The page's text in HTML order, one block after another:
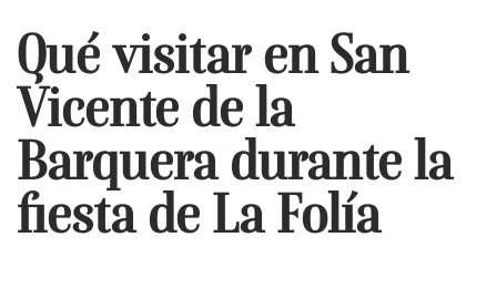
Qué visitar en San
Vicente de la
Barquera durante la
fiesta de La Folía